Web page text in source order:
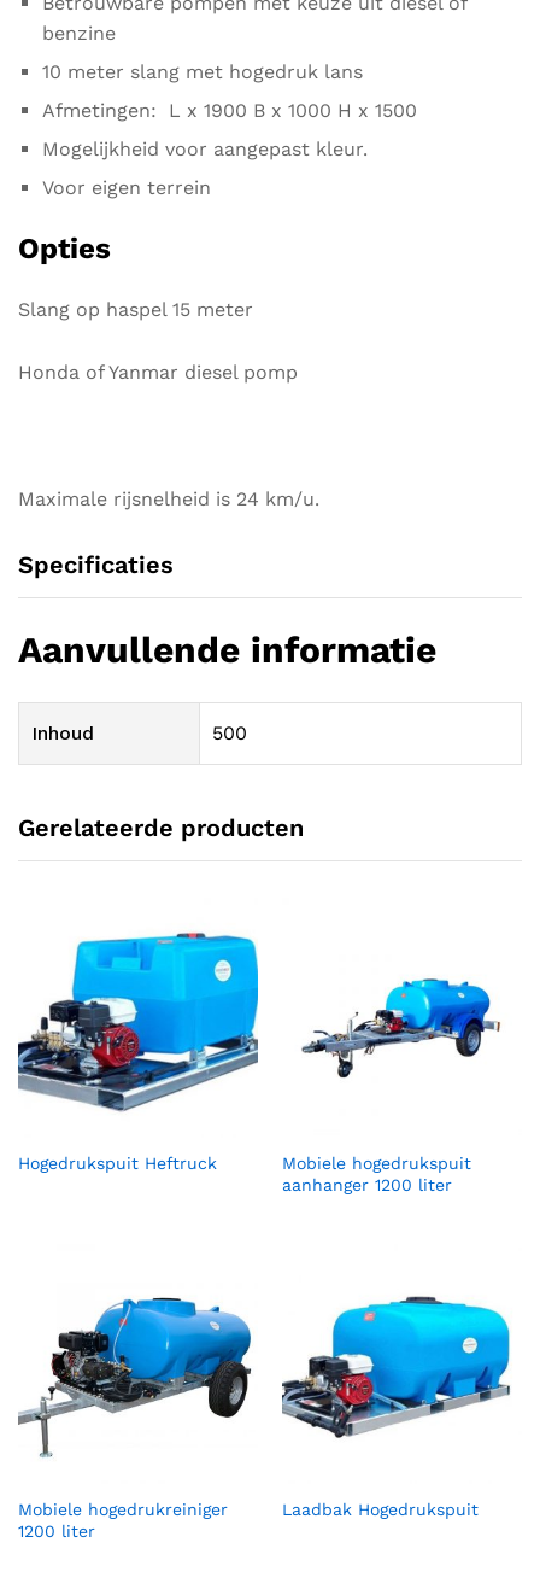
benzine
10 meter slang met hogedruk lans
Afmetingen: L x 1900 B x 1000 H x 1500
Mogelijkheid voor aangepast kleur.
Voor eigen terrein
Opties
Slang op haspel 15 meter
Honda of Yanmar diesel pomp
Maximale rijsnelheid is 24 km/u.
Specificaties
Aanvullende informatie
Inhoud 500
Gerelateerde producten
Hogedrukspuit Heftruck
Mobiele hogedrukspuit
aanhanger 1200 liter
Mobiele hogedrukreiniger
1200 liter
Laadbak Hogedrukspuit